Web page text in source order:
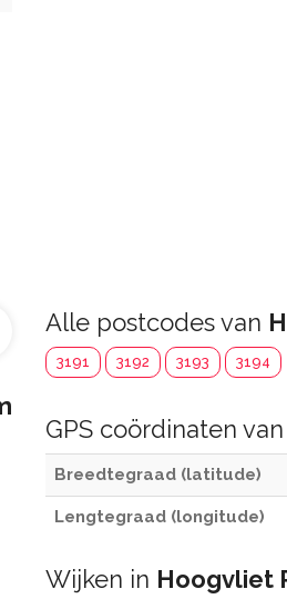
Alle postcodes van
3191 3192 3193 3194
GPS coördinaten van
Breedtegraad (latitude)
Lengtegraad (longitude)
Wijken in Hoogvliet